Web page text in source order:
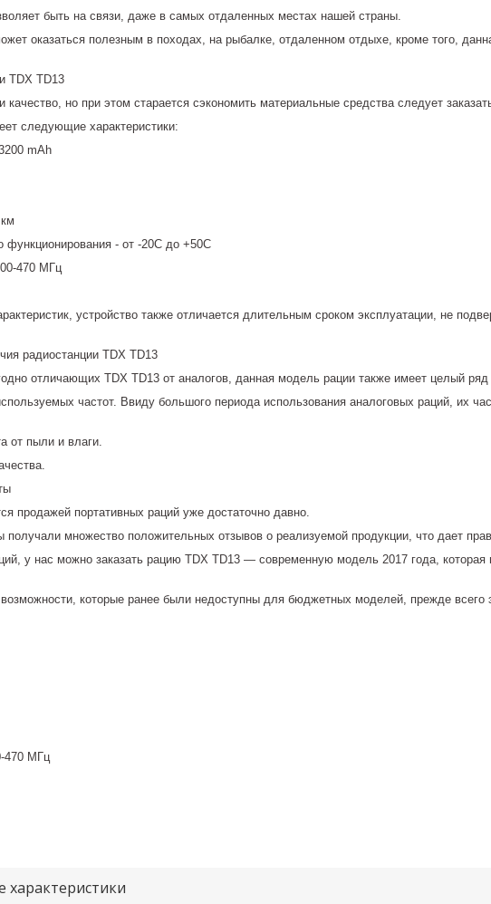
быть на связи, даже в самых отдаленных местах нашей страны.
оказаться полезным в походах, на рыбалке, отдаленном отдыхе, кроме того,
TDX TD13
качество, но при этом старается сэкономить материальные средства следует
следующие характеристики:
mAh
функционирования - от -20C до +50С
470 МГц
устройство также отличается длительным сроком эксплуатации, не
радиостанции TDX TD13
отличающих TDX TD13 от аналогов, данная модель рации также имеет целый
частот. Ввиду большого периода использования аналоговых раций, их
от пыли и влаги.
продажей портативных раций уже достаточно давно.
множество положительных отзывов о реализуемой продукции, что дает
у нас можно заказать рацию TDX TD13 — современную модель 2017 года, которая
которые ранее были недоступны для бюджетных моделей, прежде всего
470 МГц
характеристики